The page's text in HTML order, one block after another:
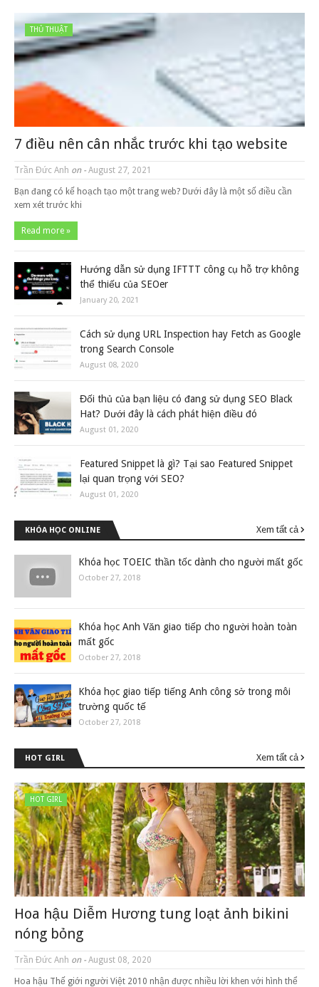
THỦ THUẬT
7 điều nên cân nhắc trước khi tạo website
Trần Đức Anh on - August 27, 2021
Bạn đang có kế hoạch tạo một trang web? Dưới đây là một số điều cần
xem xét trước khi
Read more »
Hướng dẫn sử dụng IFTTT công cụ hỗ trợ không
thể thiếu của SEOer
January 20, 2021
Cách sử dụng URL Inspection hay Fetch as Google
trong Search Console
August 08, 2020
Đối thủ của bạn liệu có đang sử dụng SEO Black
Hat? Dưới đây là cách phát hiện điều đó
August 01, 2020
Featured Snippet là gì? Tại sao Featured Snippet
lại quan trọng với SEO?
August 01, 2020
KHÓA HỌC ONLINE Xem tất cả
Khóa học TOEIC thần tốc dành cho người mất gốc
October 27, 2018
Khóa học Anh Văn giao tiếp cho người hoàn toàn
mất gốc
October 27, 2018
Khóa học giao tiếp tiếng Anh công sở trong môi
trường quốc tế
October 27, 2018
HOT GIRL Xem tất cả
HOT GIRL
Hoa hậu Diễm Hương tung loạt ảnh bikini
nóng bỏng
Trần Đức Anh on - August 08, 2020
Hoa hậu Thế giới người Việt 2010 nhận được nhiều lời khen với hình thể